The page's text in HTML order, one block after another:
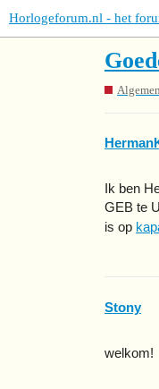
Horlogeforum.nl - het
Ik ben
GEB te
is op
Stony
welkom!